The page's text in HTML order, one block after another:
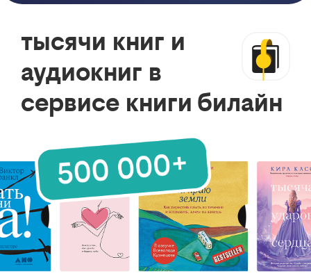
тысячи книг и
аудиокниг в
сервисе книги билайн